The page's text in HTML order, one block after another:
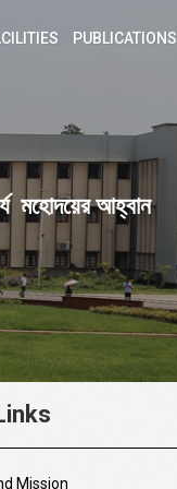
PUBLICATIONS
মহোদয়ের আহ্বান
Mission